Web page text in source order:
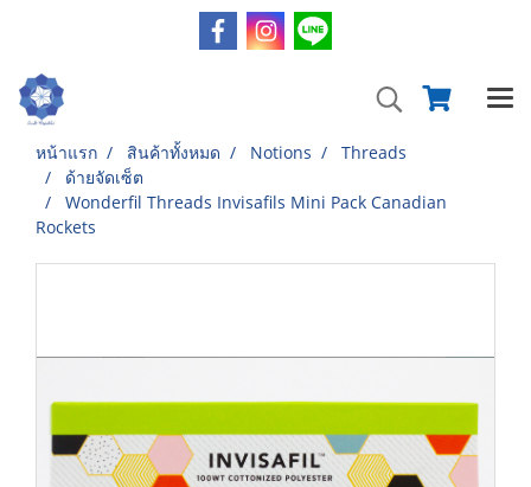
หน้าแรก สินค้าทั้งหมด Notions
Threads
ด้ายจัดเซ็ต
Wonderfil Threads Invisafils Mini Pack Canadian
Rockets